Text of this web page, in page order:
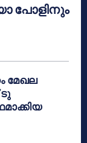
പോളിനും
മേഖല